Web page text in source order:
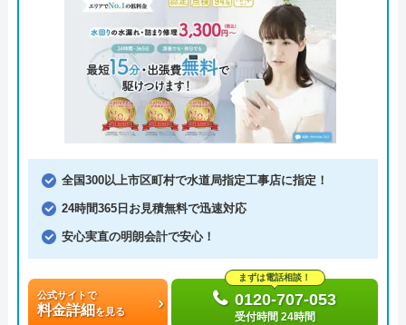
全国300以上市区町村で水道局指定工事店に指定！
24時間365日お見積無料で迅速対応
安心実直の明朗会計で安心！
公式サイトで
料金詳細を見る
まずは電話相談！
0120-707-053
受付時間 24時間